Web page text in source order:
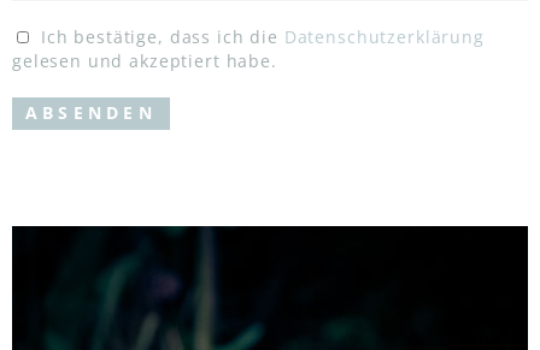
Ich bestätige, dass ich die Datenschutzerklärung
gelesen und akzeptiert habe.